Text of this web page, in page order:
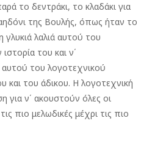
το δεντράκι, το κλαδάκι για
της Βουλής, όπως ήταν το
λαλιά αυτού του
του και ν΄
του λογοτεχνικού
και του άδικου. Η λογοτεχνική
για ν΄ ακουστούν όλες οι
πιο μελωδικές μέχρι τις πιο